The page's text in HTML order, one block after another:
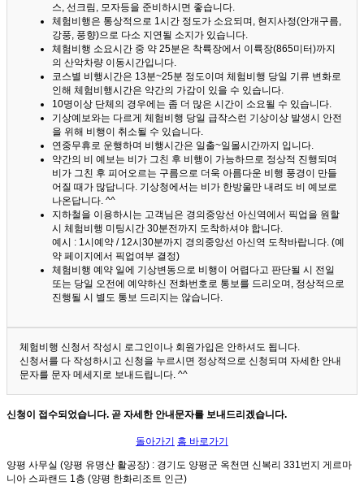
스, 선크림, 모자등을 준비하시면 좋습니다.
체험비행은 통상적으로 1시간 정도가 소요되며, 현지사정(안개구름,
강풍, 풍향)으로 다소 지연될 소지가 있습니다.
체험비행 소요시간 중 약 25분은 착륙장에서 이륙장(865미터)까지
의 산악차량 이동시간입니다.
코스별 비행시간은 13분~25분 정도이며 체험비행 당일 기류 변화로
인해 체험비행시간은 약간의 가감이 있을 수 있습니다.
10명이상 단체의 경우에는 좀 더 많은 시간이 소요될 수 있습니다.
기상예보와는 다르게 체험비행 당일 급작스런 기상이상 발생시 안전
을 위해 비행이 취소될 수 있습니다.
연중무휴로 운행하며 비행시간은 일출~일몰시간까지 입니다.
약간의 비 예보는 비가 그친 후 비행이 가능하므로 정상적 진행되며
비가 그친 후 피어오르는 구름으로 더욱 아름다운 비행 풍경이 만들
어질 때가 많답니다. 기상청에서는 비가 한방울만 내려도 비 예보로
나온답니다. ^^
지하철을 이용하시는 고객님은 경의중앙선 아신역에서 픽업을 원할
시 체험비행 미팅시간 30분전까지 도착하셔야 합니다.
예시 : 1시예약 / 12시30분까지 경의중앙선 아신역 도착바랍니다. (예
약 페이지에서 픽업여부 결정)
체험비행 예약 일에 기상변동으로 비행이 어렵다고 판단될 시 전일
또는 당일 오전에 예약하신 전화번호로 통보를 드리오며, 정상적으로
진행될 시 별도 통보 드리지는 않습니다.
체험비행 신청서 작성시 로그인이나 회원가입은 안하셔도 됩니다.
신청서를 다 작성하시고 신청을 누르시면 정상적으로 신청되며 자세한 안내
문자를 문자 메세지로 보내드립니다. ^^
신청이 접수되었습니다. 곧 자세한 안내문자를 보내드리겠습니다.
돌아가기 홈 바로가기
양평 사무실 (양평 유명산 활공장) : 경기도 양평군 옥천면 신복리 331번지 게르마
니아 스파랜드 1층 (양평 한화리조트 인근)